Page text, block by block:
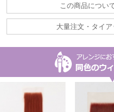
この商品につい
大量注文・タイ